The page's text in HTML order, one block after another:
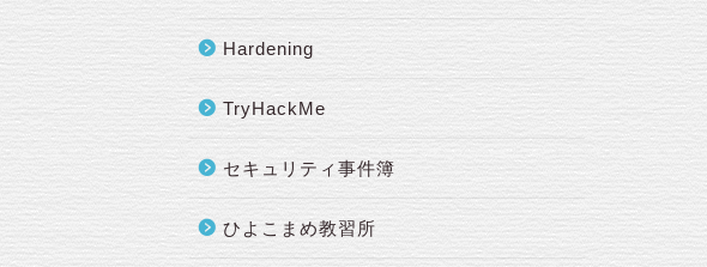
Hardening
TryHackMe
セキュリティ事件簿
ひよこまめ教習所